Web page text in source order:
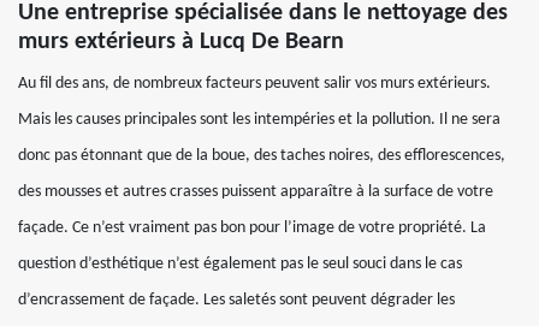
Une entreprise spécialisée dans le nettoyage des
murs extérieurs à Lucq De Bearn
Au fil des ans, de nombreux facteurs peuvent salir vos murs extérieurs.
Mais les causes principales sont les intempéries et la pollution. Il ne sera
donc pas étonnant que de la boue, des taches noires, des efflorescences,
des mousses et autres crasses puissent apparaître à la surface de votre
façade. Ce n’est vraiment pas bon pour l’image de votre propriété. La
question d’esthétique n’est également pas le seul souci dans le cas
d’encrassement de façade. Les saletés sont peuvent dégrader les